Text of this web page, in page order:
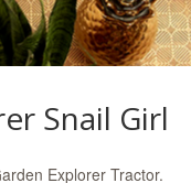
Snail Girl
Explorer Tractor.